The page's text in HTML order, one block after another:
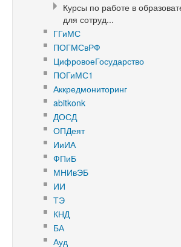
Курсы по работе в
для сотруд...
ГГиМС
ПОГМСвРФ
ЦифровоеГосударство
ПОГиМС1
Аккредмониторинг
abitkonk
ДОСД
ОПДеят
ИиИА
ФПиБ
МНИвЭБ
ИИ
ТЭ
КНД
БА
Ауд